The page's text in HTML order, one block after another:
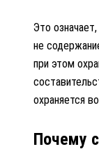
Это
не
при этом
охраняется
Почему